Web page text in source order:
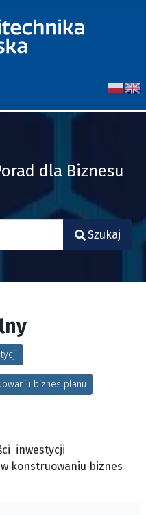
dla Biznesu
Szukaj
biznes planu
inwestycji
konstruowaniu biznes